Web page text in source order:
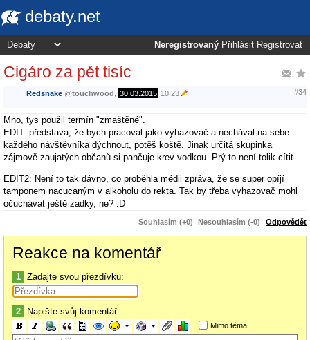
debaty.net
Neregistrovaný Přihlásit Registrovat
Cigáro za pět tisíc
Redsnake @touchwood 30.03.2015 10:23 #34
Mno, tys použil termín "zmaštěné".
EDIT: představa, že bych pracoval jako vyhazovač a nechával na sebe
každého návštěvníka dýchnout, potěš koště. Jinak určitá skupinka
zájmově zaujatých občanů si pančuje krev vodkou. Prý to není tolik cítit.
EDIT2: Není to tak dávno, co proběhla médii zpráva, že se super opíjí
tamponem nacucaným v alkoholu do rekta. Tak by třeba vyhazovač mohl
očuchávat ještě zadky, ne? :D
Souhlasím (+0) Nesouhlasím (-0) Odpovědět
Reakce na komentář
1 Zadajte svou přezdívku:
2 Napište svůj komentář:
Mimo téma